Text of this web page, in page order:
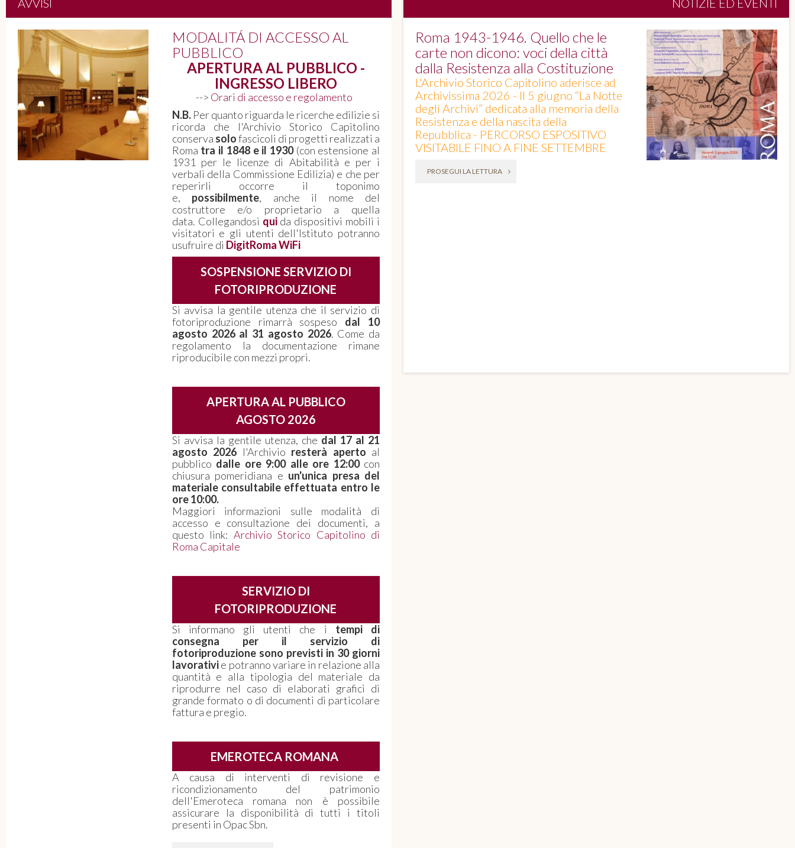
MODALITÁ DI ACCESSO AL
PUBBLICO
APERTURA AL PUBBLICO -
INGRESSO LIBERO
--> Orari di accesso e regolamento
N.B.Per quanto riguarda le ricerche edilizie si
ricorda che l'Archivio Storico Capitolino
conserva solofascicoli di progetti realizzati a
Roma tra il 1848 e il 1930(con estensione al
1931 per le licenze di Abitabilità e per i
verbali della Commissione Edilizia) e che per
reperirli occorre il toponimo
e, possibilmente, anche il nome del
costruttore e/o proprietario a quella
data. Collegandosi qui da dispositivi mobili i
visitatori e gli utenti dell'Istituto potranno
usufruire di DigitRoma WiFi
SOSPENSIONE SERVIZIO DI
FOTORIPRODUZIONE
Si avvisa la gentile utenza che il servizio di
fotoriproduzione rimarrà sospeso dal 10
agosto 2026 al 31 agosto 2026. Come da
regolamento la documentazione rimane
riproducibile con mezzi propri.
APERTURA AL PUBBLICO
AGOSTO 2026
Si avvisa la gentile utenza, che dal 17 al 21
agosto 2026 l'Archivio resterà aperto al
pubblico dalle ore 9:00 alle ore 12:00con
chiusura pomeridiana e un'unica presa del
materiale consultabile effettuata entro le
ore 10:00.
Maggiori informazioni sulle modalità di
accesso e consultazione dei documenti, a
questo link: Archivio Storico Capitolino di
Roma Capitale
SERVIZIO DI
FOTORIPRODUZIONE
Si informano gli utenti che i tempi di
consegna per il servizio di
fotoriproduzione sono previsti in 30 giorni
lavorativie potranno variare in relazione alla
quantità e alla tipologia del materiale da
riprodurre nel caso di elaborati grafici di
grande formato o di documenti di particolare
fattura e pregio.
EMEROTECA ROMANA
A causa di interventi di revisione e
ricondizionamento del patrimonio
dell'Emeroteca romana non è possibile
assicurare la disponibilità di tutti i titoli
presenti in Opac Sbn.
Roma 1943-1946. Quello che le
carte non dicono: voci della città
dalla Resistenza alla Costituzione
L'Archivio Storico Capitolino aderisce ad
Archivissima 2026 - Il 5 giugno “La Notte
degli Archivi” dedicata alla memoria della
Resistenza e della nascita della
Repubblica - PERCORSO ESPOSITIVO
VISITABILE FINO A FINE SETTEMBRE
Roma 1943-1946. Quello che le
carte non dicono: voci della città
dalla Resistenza alla Costituzione
L'Archivio Storico Capitolino aderisce ad
Archivissima 2026 - Il 5 giugno “La Notte
degli Archivi” dedicata alla memoria della
Resistenza e della nascita della
Repubblica - PERCORSO ESPOSITIVO
VISITABILE FINO A FINE SETTEMBRE
PROSEGUI LA LETTURA